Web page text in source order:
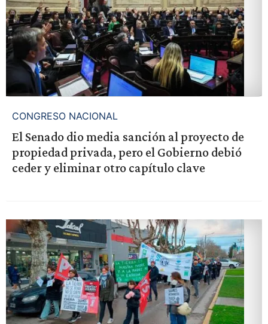
CONGRESO NACIONAL
El Senado dio media sanción al proyecto de
propiedad privada, pero el Gobierno debió
ceder y eliminar otro capítulo clave